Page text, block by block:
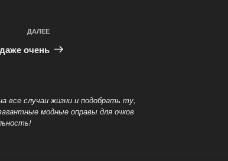
запись
ДАЛЕЕ
очень
все случаи жизни и подобрать ту,
модные оправы для очков